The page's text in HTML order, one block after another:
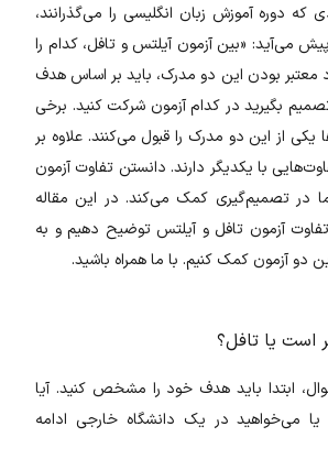
که دوره آموزش زبان انگلیسی را می‌گذرانند،
می‌آید: «بین آزمون آیلتس و تافل، کدام را
معتبر بودن این دو مدرک، باید بر اساس هدف
بگیرید در کدام آزمون شرکت کنید. برخی
یکی از این دو مدرک را قبول می‌کنند. علاوه بر
با یکدیگر دارند. دانستن تفاوت آزمون
در تصمیم‌گیری کمک می‌کند. در این مقاله
آزمون تافل و آیلتس توضیح دهیم و به
دو آزمون کمک کنیم. با ما همراه باشید.
یا تافل؟
ابتدا باید هدف خود را مشخص کنید. آیا
می‌خواهید در یک دانشگاه خارجی ادامه